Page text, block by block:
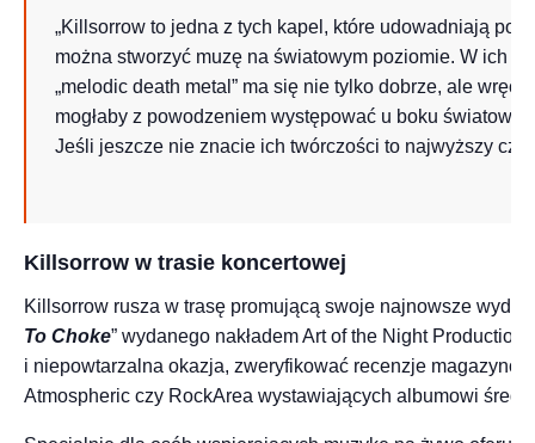
„Killsorrow to jedna z tych kapel, które udowadniają
można stworzyć muzę na światowym poziomie. W ich
„melodic death metal” ma się nie tylko dobrze, ale
mogłaby z powodzeniem występować u boku
Jeśli jeszcze nie znacie ich twórczości to najwyższy
Killsorrow w trasie koncertowej
Killsorrow rusza w trasę promującą swoje najnowsze
To Choke” wydanego nakładem Art of the Night
i niepowtarzalna okazja, zweryfikować recenzje
Atmospheric czy RockArea wystawiających albumowi